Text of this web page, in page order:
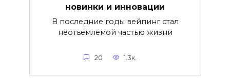
новинки и инновации
В последние годы вейпинг стал
неотъемлемой частью жизни
20 1.3к.